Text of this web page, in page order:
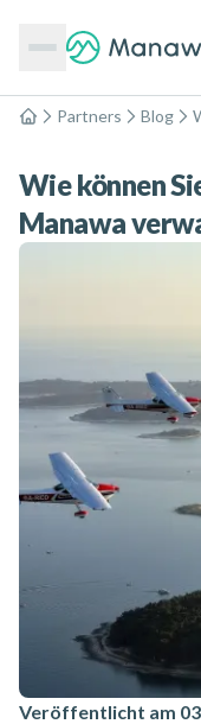
Home
Partners Blog
Wie können
Manawa
Veröffentlicht am